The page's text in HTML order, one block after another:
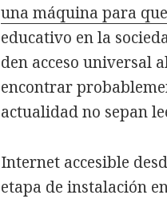
una máquina para
educativo en la
den acceso universal
encontrar
actualidad no sepan
Internet accesible
etapa de instalación